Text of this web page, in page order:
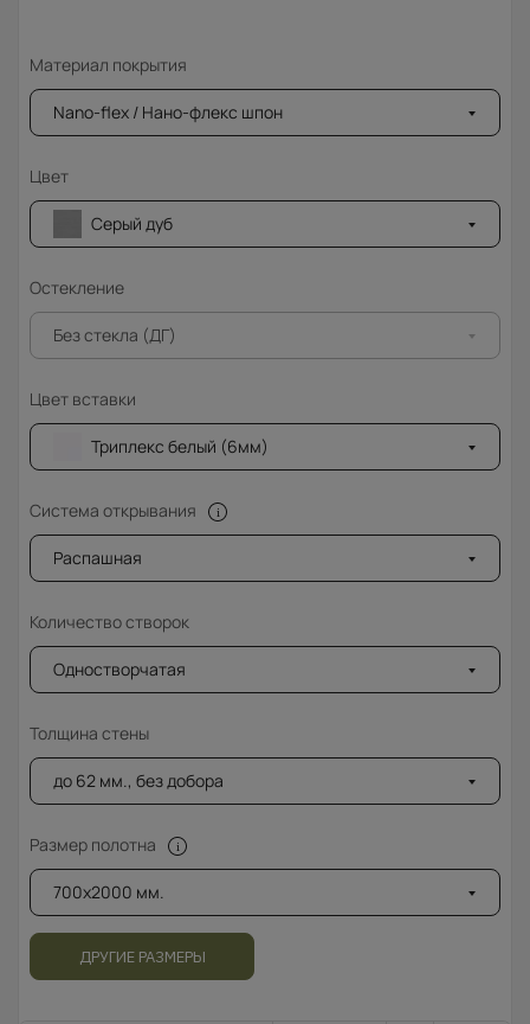
Материал покрытия
Nano-flex / Нано-флекс шпон
Цвет
Серый дуб
Остекление
Без стекла (ДГ)
Цвет вставки
Триплекс белый (6мм)
Система открывания
Распашная
Количество створок
Одностворчатая
Толщина стены
до 62 мм., без добора
Размер полотна
700x2000 мм.
ДРУГИЕ РАЗМЕРЫ